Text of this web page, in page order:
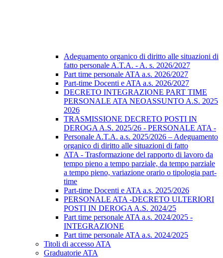
Adeguamento organico di diritto alle situazioni di
fatto personale A.T.A. - A. s. 2026/2027
Part time personale ATA a.s. 2026/2027
Part-time Docenti e ATA a.s. 2026/2027
DECRETO INTEGRAZIONE PART TIME
PERSONALE ATA NEOASSUNTO A.S. 2025
2026
TRASMISSIONE DECRETO POSTI IN
DEROGA A.S. 2025/26 - PERSONALE ATA -
Personale A.T.A. a.s. 2025/2026 – Adeguamento
organico di diritto alle situazioni di fatto
ATA - Trasformazione del rapporto di lavoro da
tempo pieno a tempo parziale, da tempo parziale
a tempo pieno, variazione orario o tipologia part-
time
Part-time Docenti e ATA a.s. 2025/2026
PERSONALE ATA -DECRETO ULTERIORI
POSTI IN DEROGA A.S. 2024/25
Part time personale ATA a.s. 2024/2025 -
INTEGRAZIONE
Part time personale ATA a.s. 2024/2025
Titoli di accesso ATA
Graduatorie ATA